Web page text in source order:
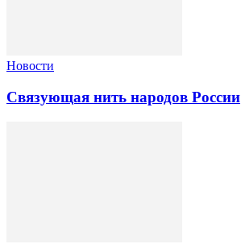
Новости
Связующая нить народов России